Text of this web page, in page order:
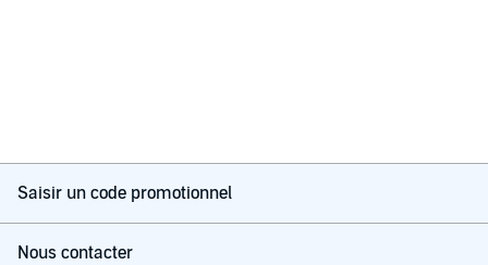
Saisir un code promotionnel
Nous contacter